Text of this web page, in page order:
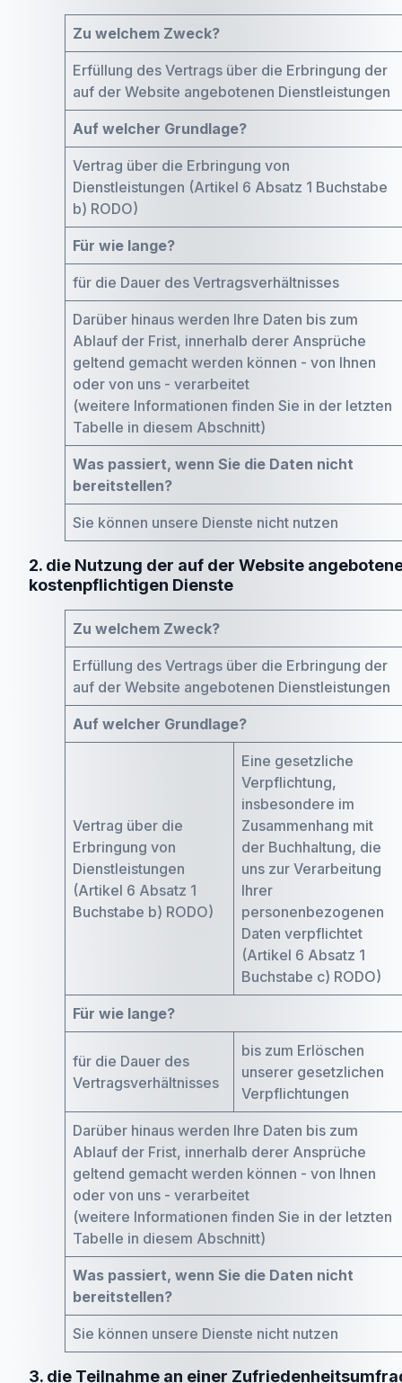
Zu welchem Zweck?
Erfüllung des Vertrags über die Erbringung der
auf der Website angebotenen Dienstleistungen
Auf welcher Grundlage?
Vertrag über die Erbringung von
Dienstleistungen (Artikel 6 Absatz 1 Buchstabe
b) RODO)
Für wie lange?
für die Dauer des Vertragsverhältnisses
Darüber hinaus werden Ihre Daten bis zum
Ablauf der Frist, innerhalb derer Ansprüche
geltend gemacht werden können - von Ihnen
oder von uns - verarbeitet
(weitere Informationen finden Sie in der letzten
Tabelle in diesem Abschnitt)
Was passiert, wenn Sie die Daten nicht
bereitstellen?
Sie können unsere Dienste nicht nutzen
2. die Nutzung der auf der Website
kostenpflichtigen Dienste
Zu welchem Zweck?
Erfüllung des Vertrags über die Erbringung der
auf der Website angebotenen Dienstleistungen
Auf welcher Grundlage?
Vertrag über die
Erbringung von
Dienstleistungen
(Artikel 6 Absatz 1
Buchstabe b) RODO)
Eine gesetzliche
Verpflichtung,
insbesondere im
Zusammenhang mit
der Buchhaltung, die
uns zur Verarbeitung
Ihrer
personenbezogenen
Daten verpflichtet
(Artikel 6 Absatz 1
Buchstabe c) RODO)
Für wie lange?
für die Dauer des
Vertragsverhältnisses
bis zum Erlöschen
unserer gesetzlichen
Verpflichtungen
Darüber hinaus werden Ihre Daten bis zum
Ablauf der Frist, innerhalb derer Ansprüche
geltend gemacht werden können - von Ihnen
oder von uns - verarbeitet
(weitere Informationen finden Sie in der letzten
Tabelle in diesem Abschnitt)
Was passiert, wenn Sie die Daten nicht
bereitstellen?
Sie können unsere Dienste nicht nutzen
3. die Teilnahme an einer